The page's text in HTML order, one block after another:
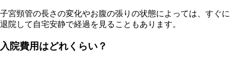
子宮頸管の長さの変化やお腹の張りの状態によっては、すぐに
退院して自宅安静で経過を見ることもあります。
入院費用はどれくらい？